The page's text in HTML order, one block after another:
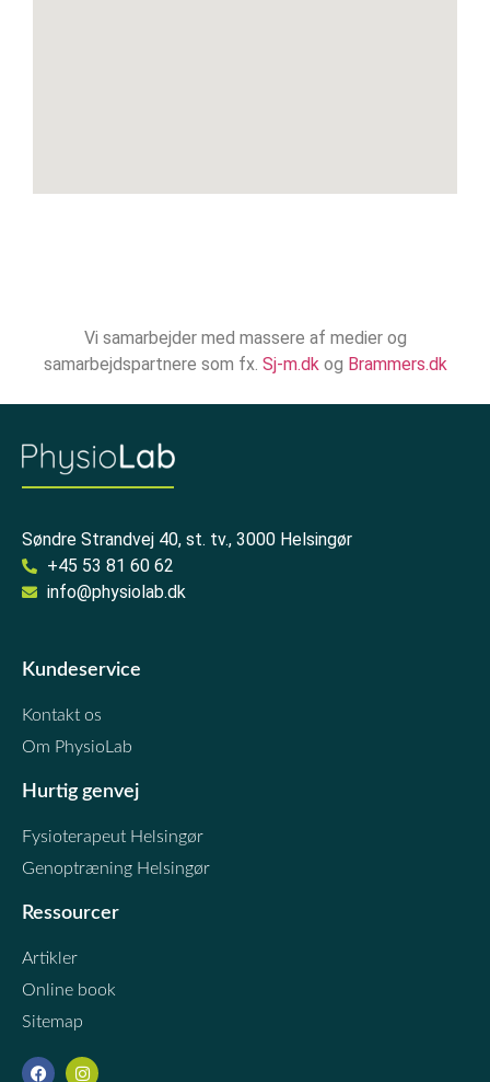
Vi samarbejder med massere af medier og
samarbejdspartnere som fx. Sj-m.dkog Brammers.dk
Søndre Strandvej 40, st. tv., 3000 Helsingør
+45 53 81 60 62
info@physiolab.dk
Kundeservice
Kontakt os
Om PhysioLab
Hurtig genvej
Fysioterapeut Helsingør
Genoptræning Helsingør
Ressourcer
Artikler
Online book
Sitemap